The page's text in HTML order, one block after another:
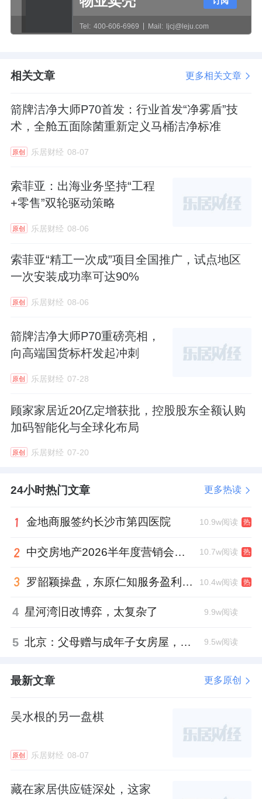
2016年顾家家居成功登陆上交所，斩获“中国沙
发第一股”的称号。上市之后，企业稳步扩张，
服务商的转型，稳居国内软体家居第一梯队，
成为行业标杆企业。二十余年深耕，顾江生用
实干，完成了小作坊到百亿上市企业的蜕变。
二、平稳交棒，完成无震荡迭代
不同于很多企业创始人仓促离场、引发市场震
荡，顾江生的这次彻底谢幕，是一场酝酿了两
年的平稳交接。
2023年是顾家股权变革的关键节点，顾江生及
其一致行动人，将近三成的公司控股权转让给
式让出顾家家居的控制权。
为保障经营稳定，双方达成平稳过渡共识，创
始团队暂时保留董事会席位，守住企业发展基
本盘，新资本仅做战略赋能，不随意颠覆原有
来的经营风险。
2024年，顾家完成管理权交接核心一步。顾江
经营决策，仅保留董事席位。成熟的职业经理
略，同时依托精细化管理经验优化供应链、精
简低效业务、提质增效，让企业在行业存量竞
向好。
2026年的最终卸任，只是这场漫长交接的收尾
环节。从出让控股权、退出一线管理，到辞去
步剥离创始人个人印记，彻底告别“个人赋能
现代化治理阶段。
这份从容平稳的交接，源于顾江生提前多年布
局的职业化改革，也印证了顾家成熟的企业抗
Tel: 400-606-6969 Mail: ljcj@leju.com
相关文章 更多相关文章
箭牌洁净大师P70首发：行业首发“净雾盾”技
术，全舱五面除菌重新定义马桶洁净标准
原创 乐居财经 08-07
索菲亚：出海业务坚持“工程
+零售”双轮驱动策略
原创 乐居财经 08-06
索菲亚“精工一次成”项目全国推广，试点地区
一次安装成功率可达90%
原创 乐居财经 08-06
箭牌洁净大师P70重磅亮相，
向高端国货标杆发起冲刺
原创 乐居财经 07-28
顾家家居近20亿定增获批，控股股东全额认购
加码智能化与全球化布局
原创 乐居财经 07-20
24小时热门文章 更多热读
金地商服签约长沙市第四医院 10.9w阅读 热
中交房地产2026半年度营销会，绿城祝军现身了 10.7w阅读 热
罗韶颖操盘，东原仁知服务盈利仍在爬坡 10.4w阅读 热
4 星河湾旧改博弈，太复杂了 9.9w阅读
5 北京：父母赠与成年子女房屋，不再核验子女的购房资格 9.5w阅读
最新文章 更多原创
吴水根的另一盘棋
原创 乐居财经 08-07
藏在家居供应链深处，这家